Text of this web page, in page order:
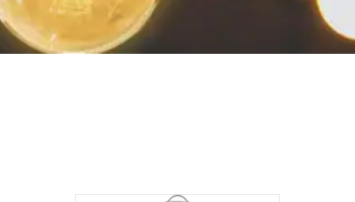
Products
search
Polski